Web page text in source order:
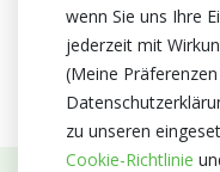
wenn Sie uns Ihre
jederzeit mit
(Meine
zu unseren
Cookie-Richtlinie